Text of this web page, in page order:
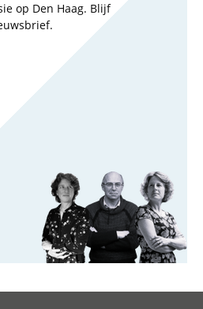
op Den Haag. Blijf